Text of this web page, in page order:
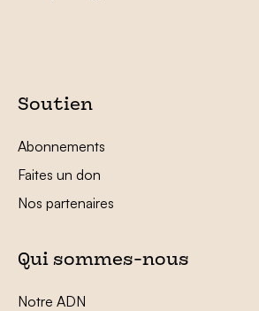
Soutien
Abonnements
Faites un don
Nos partenaires
Qui sommes-nous
Notre ADN